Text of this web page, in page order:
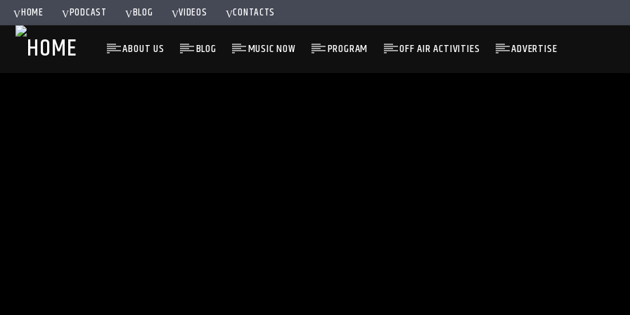
HOME PODCAST BLOG VIDEOS CONTACTS
ABOUT US BLOG MUSIC NOW PROGRAM OFF AIR ACTIVITIES ADVERTISE